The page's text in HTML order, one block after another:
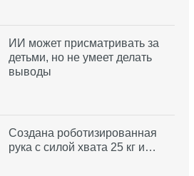
ИИ может присматривать за
детьми, но не умеет делать
выводы
Создана роботизированная
рука с силой хвата 25 кг и…